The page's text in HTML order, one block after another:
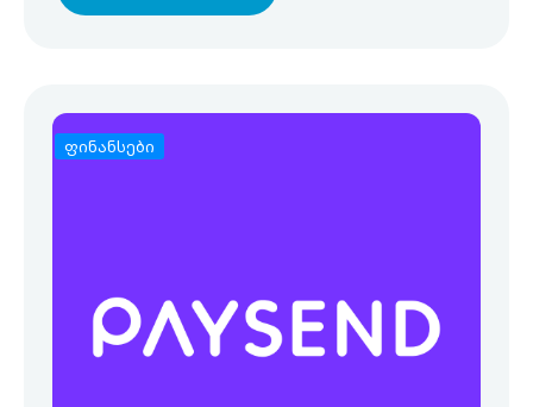
ფინანსები